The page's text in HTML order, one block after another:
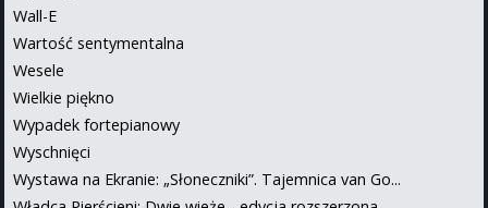
Wall-E
Wartość sentymentalna
Wesele
Wielkie piękno
Wypadek fortepianowy
Wyschnięci
Wystawa na Ekranie: „Słoneczniki”. Tajemnica van Go...